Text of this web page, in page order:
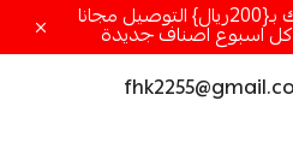
عرض التوصيل عند شرائك بـ{200ريال} التوصيل مجانا
اسبوع اصناف جديدة